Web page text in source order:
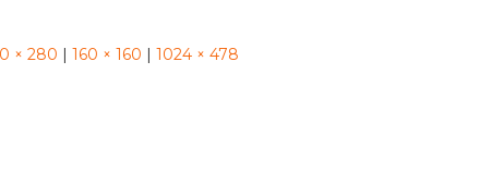
× 280 | 160 × 160 | 1024 × 478